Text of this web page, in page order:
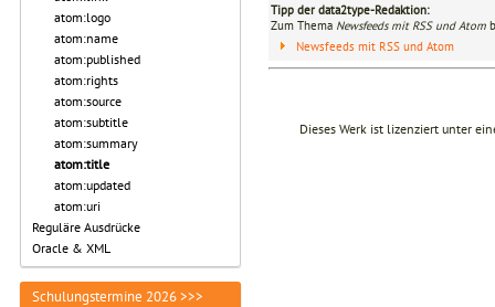
atom:logo
atom:name
atom:published
atom:rights
atom:source
atom:subtitle
atom:summary
atom:title
atom:updated
atom:uri
Reguläre Ausdrücke
Oracle & XML
Schulungstermine 2026 >>>
Tipp der data2type-Redaktion:
Zum Thema Newsfeeds mit RSS und Atom
Newsfeeds mit RSS und Atom
Dieses Werk ist lizenziert unter